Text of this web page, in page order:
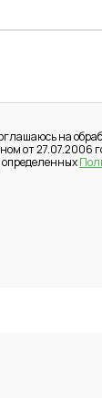
на
от 27.07.2006